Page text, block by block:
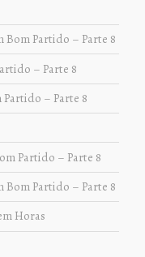
Bom Partido – Parte 8
– Parte 8
– Parte 8
Partido – Parte 8
Bom Partido – Parte 8
Horas